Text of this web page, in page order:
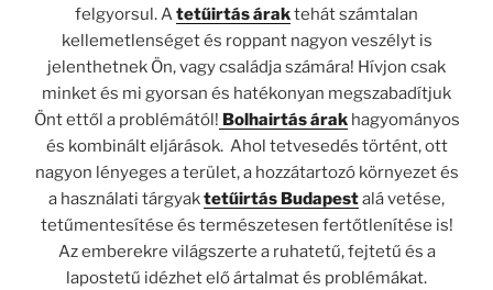
felgyorsul. Atetűirtás áraktehát számtalan
kellemetlenséget és roppant nagyon veszélyt is
jelenthetnek Ön, vagy családja számára! Hívjon csak
minket és mi gyorsan és hatékonyan megszabadítjuk
Önt ettől a problémától! Bolhairtás árakhagyományos
és kombinált eljárások. Ahol tetvesedés történt, ott
nagyon lényeges a terület, a hozzátartozó környezet és
a használati tárgyaktetűirtás Budapestalá vetése,
tetűmentesítése és természetesen fertőtlenítése is!
Az emberekre világszerte a ruhatetű, fejtetű és a
lapostetű idézhet elő ártalmat és problémákat.